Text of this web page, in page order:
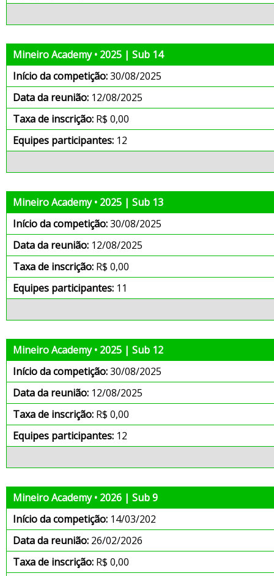
Mineiro Academy • 2025 | Sub 14
Início da competição:30/08/2025
Data da reunião: 12/08/2025
Taxa de inscrição: R$ 0,00
Equipes participantes: 12
Mineiro Academy • 2025 | Sub 13
Início da competição:30/08/2025
Data da reunião: 12/08/2025
Taxa de inscrição: R$ 0,00
Equipes participantes: 11
Mineiro Academy • 2025 | Sub 12
Início da competição:30/08/2025
Data da reunião: 12/08/2025
Taxa de inscrição: R$ 0,00
Equipes participantes: 12
Mineiro Academy • 2026 | Sub 9
Início da competição: 14/03/202
Data da reunião: 26/02/2026
Taxa de inscrição: R$ 0,00